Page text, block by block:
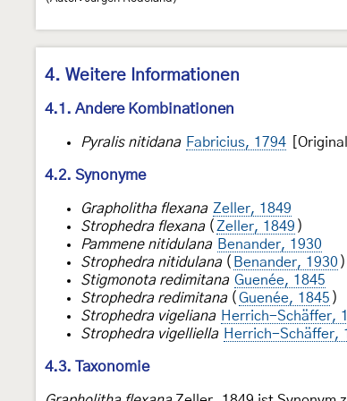
4. Weitere Informationen
4.1. Andere Kombinationen
Pyralis nitidana Fabricius, 1794
4.2. Synonyme
Grapholitha flexana Zeller, 1849
Strophedra flexana( Zeller, 1849 )
Pammene nitidulana Benander, 1930
Strophedra nitidulana( Benander, 1930 )
Stigmonota redimitana Guenée, 1845
Strophedra redimitana( Guenée, 1845 )
Strophedra vigeliana Herrich-Schäffer,
Strophedra vigelliella Herrich-Schäffer,
4.3. Taxonomie